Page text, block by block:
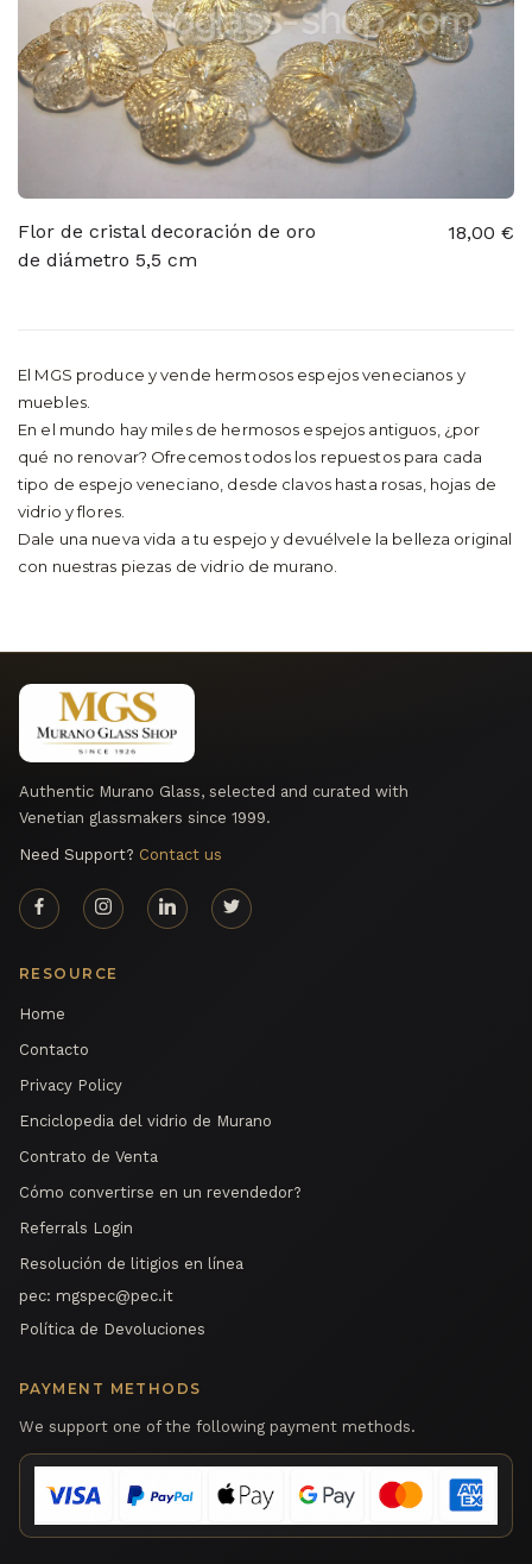
Flor de cristal decoración de oro
de diámetro 5,5 cm
18,00 €
El MGS produce y vende hermosos espejos venecianos y
muebles.
En el mundo hay miles de hermosos espejos antiguos, ¿por
qué no renovar? Ofrecemos todos los repuestos para cada
tipo de espejo veneciano, desde clavos hasta rosas, hojas de
vidrio y flores.
Dale una nueva vida a tu espejo y devuélvele la belleza original
con nuestras piezas de vidrio de murano.
Authentic Murano Glass, selected and curated with
Venetian glassmakers since 1999.
Need Support? Contact us
RESOURCE
Home
Contacto
Privacy Policy
Enciclopedia del vidrio de Murano
Contrato de Venta
Cómo convertirse en un revendedor?
Referrals Login
Resolución de litigios en línea
pec: mgspec@pec.it
Política de Devoluciones
PAYMENT METHODS
We support one of the following payment methods.